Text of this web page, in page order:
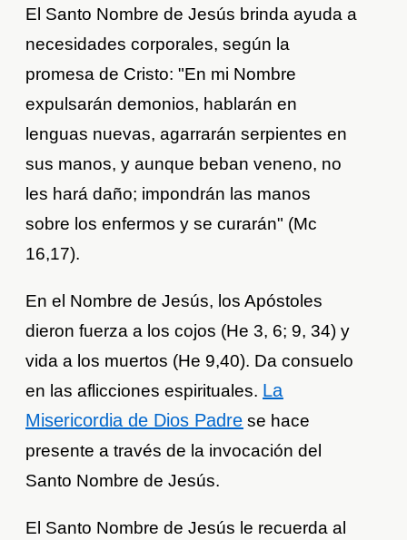
El Santo Nombre de Jesús brinda ayuda a
necesidades corporales, según la
promesa de Cristo: "En mi Nombre
expulsarán demonios, hablarán en
lenguas nuevas, agarrarán serpientes en
sus manos, y aunque beban veneno, no
les hará daño; impondrán las manos
sobre los enfermos y se curarán" (Mc
16,17).
En el Nombre de Jesús, los Apóstoles
dieron fuerza a los cojos (He 3, 6; 9, 34) y
vida a los muertos (He 9,40). Da consuelo
en las aflicciones espirituales. La
Misericordia de Dios Padre se hace
presente a través de la invocación del
Santo Nombre de Jesús.
El Santo Nombre de Jesús le recuerda al